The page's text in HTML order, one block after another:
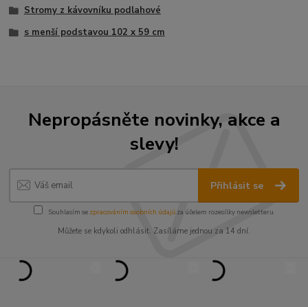
Stromy z kávovníku podlahové
s menší podstavou 102 x 59 cm
Nepropásněte novinky, akce a
slevy!
Přihlásit se
Souhlasím se zpracováním osobních údajůza účelem rozesílky newsletteru.
Můžete se kdykoli odhlásit. Zasíláme jednou za 14 dní.